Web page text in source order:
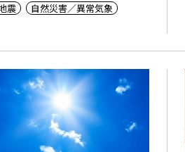
震
自然災害／異常気象